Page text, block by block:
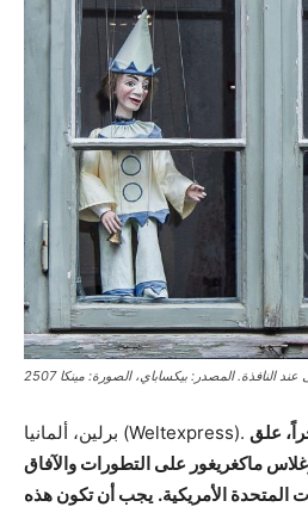
النافذة. المصدر: بيكساباي، الصورة: مينكا 2507
برلين، ألمانيا (Weltexpress). علق
ماكغريغور على التطورات والآفاق
المتحدة الأمريكية. يجب أن تكون هذه